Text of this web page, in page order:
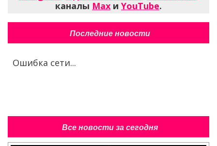
каналы Max и YouTube.
Последние новости
Ошибка сети...
Все новости за сегодня